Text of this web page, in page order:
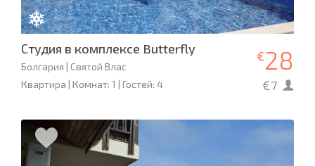
Студия в комплексе Butterfly
Болгария | Святой Влас
Квартира | Комнат: 1 | Гостей: 4
€28
€7